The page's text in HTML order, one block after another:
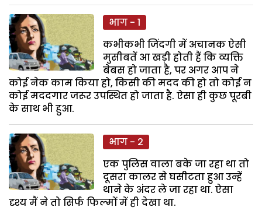
भाग - 1
कभीकभी जिंदगी में अचानक ऐसी
मुसीबतें आ खड़ी होती हैं कि व्यक्ति
बेबस हो जाता है, पर अगर आप ने
कोई नेक काम किया हो, किसी की मदद की हो तो कोई न
कोई मददगार जरूर उपस्थित हो जाता है. ऐसा ही कुछ पूरबी
के साथ भी हुआ.
भाग - 2
एक पुलिस वाला बके जा रहा था तो
दूसरा कालर से घसीटता हुआ उन्हें
थाने के अंदर ले जा रहा था. ऐसा
दृश्य मैं ने तो सिर्फ फिल्मों में ही देखा था.